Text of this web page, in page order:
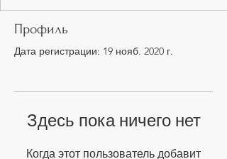
Профиль
Дата регистрации: 19 нояб. 2020 г.
Здесь пока ничего нет
Когда этот пользователь добавит